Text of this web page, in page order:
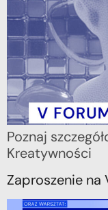
Poznaj
Kreatywności
Zaproszenie na